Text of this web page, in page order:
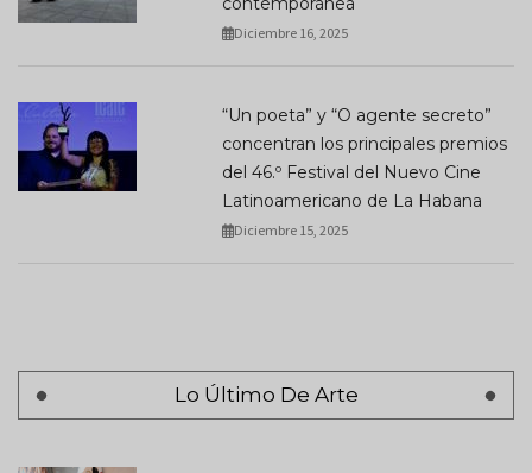
Diciembre 16, 2025
“Un poeta” y “O agente secreto”
concentran los principales premios
del 46.º Festival del Nuevo Cine
Latinoamericano de La Habana
Diciembre 15, 2025
Lo Último De Arte